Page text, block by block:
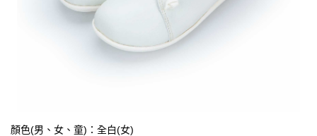
顏色(男、女、童)：全白(女)